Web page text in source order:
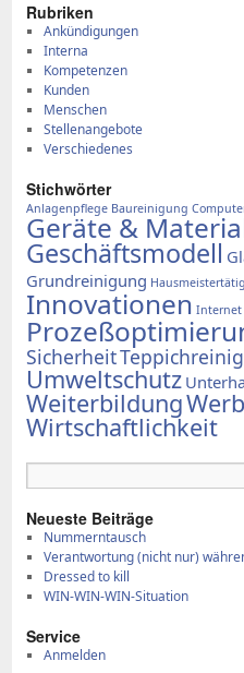
Ru­bri­ken
Ankündigungen
Interna
Kompetenzen
Kunden
Menschen
Stellenangebote
Verschiedenes
Stich­wör­ter
Anlagenpflege Baureinigung
Geräte &
Geschäftsmodell
Grundreinigung
Innovationen Internet
Sicherheit
Umweltschutz
Weiterbildung
Wirtschaftlichkeit
Neue­ste Bei­trä­ge
Num­mern­tausch
Ver­ant­wor­tung (nicht nur)
Dres­sed to kill
WIN-WIN-WIN-Si­tua­ti­on
Ser­vice
Anmelden